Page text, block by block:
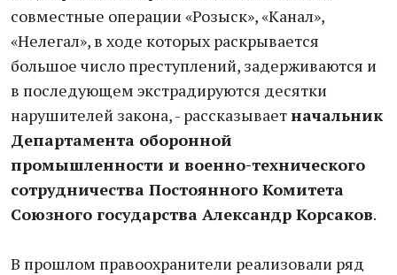
совместные операции «Розыск», «Канал»,
«Нелегал», в ходе которых раскрывается
большое число преступлений, задерживаются и
в последующем экстрадируются десятки
нарушителей закона, - рассказываетначальник
Департамента оборонной
промышленности и военно-технического
сотрудничества Постоянного Комитета
Союзного государства Александр Корсаков.
В прошлом правоохранители реализовали ряд